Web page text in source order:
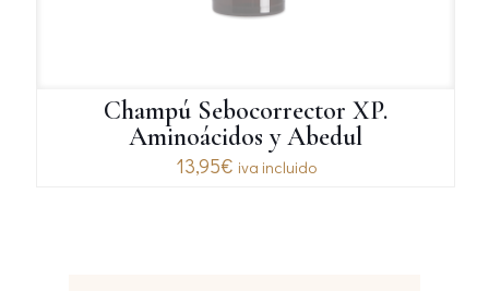
Champú Sebocorrector XP.
Aminoácidos y Abedul
13,95€ iva incluido